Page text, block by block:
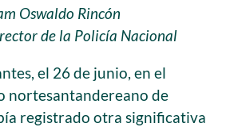
Oswaldo Rincón
de la Policía Nacional
el 26 de junio, en el
nortesantandereano de
registrado otra significativa